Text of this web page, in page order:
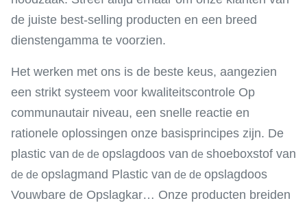
de juiste best-selling producten en een breed
dienstengamma te voorzien.
Het werken met ons is de beste keus, aangezien
een strikt systeem voor kwaliteitscontrole Op
communautair niveau, een snelle reactie en
rationele oplossingen onze basisprincipes zijn. De
plastic van de de opslagdoos van de shoeboxstof van
de de opslagmand Plastic van de de opslagdoos
Vouwbare de Opslagkar… Onze producten breiden